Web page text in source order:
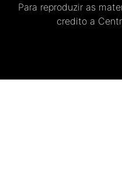
Para reproduzir as
credito a